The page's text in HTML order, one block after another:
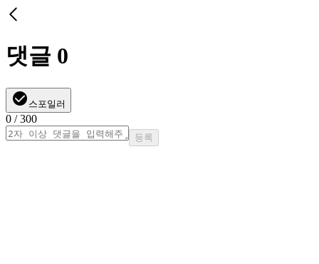
댓글 0
스포일러
0 / 300
등록